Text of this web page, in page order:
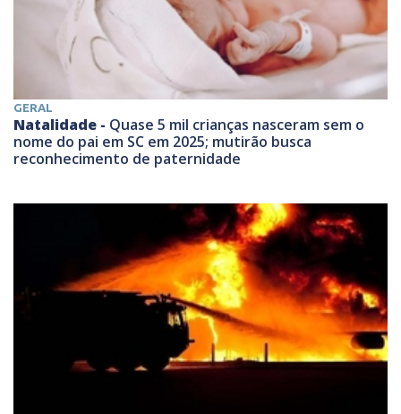
GERAL
Natalidade - Quase 5 mil crianças nasceram sem o
nome do pai em SC em 2025; mutirão busca
reconhecimento de paternidade